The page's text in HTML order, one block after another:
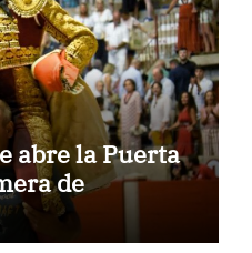
abre la Puerta
de